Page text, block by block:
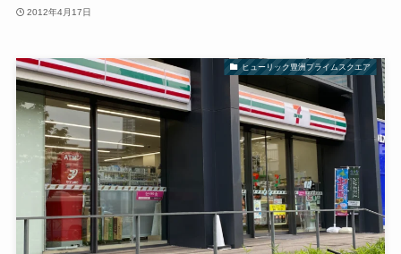
2012年4月17日
ヒューリック豊洲プライムスクエア